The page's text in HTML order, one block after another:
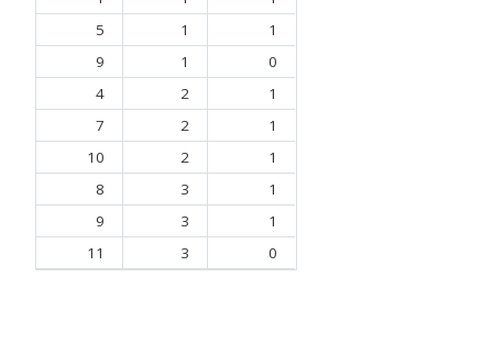
5
1
1
9
1
0
4
2
1
7
2
1
10
2
1
8
3
1
9
3
1
11
3 0